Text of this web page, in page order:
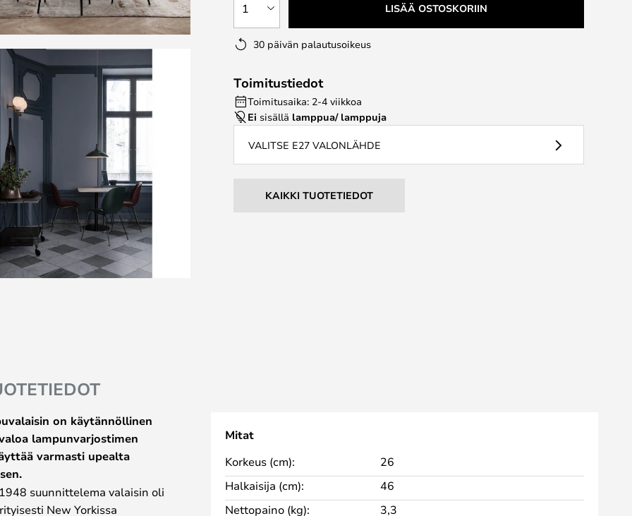
1 LISÄÄ OSTOSKORIIN
30 päivän palautusoikeus
Toimitustiedot
Toimitusaika: 2-4 viikkoa
Ei sisällä lamppua/ lamppuja
VALITSE E27 VALONLÄHDE
KAIKKI TUOTETIEDOT
on käytännöllinen
lampunvarjostimen
varmasti upealta
suunnittelema valaisin oli
New Yorkissa
Mitat
Korkeus (cm):
26
Halkaisija (cm):
46
Nettopaino (kg):
3,3